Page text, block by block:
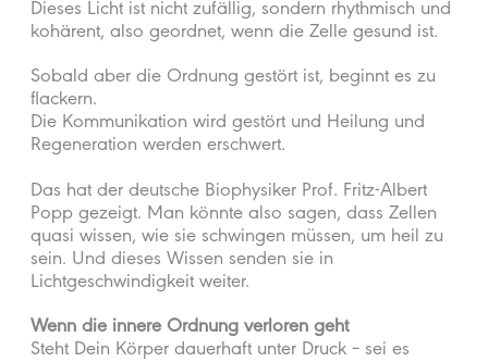
Dieses Licht ist nicht zufällig, sondern rhythmisch und
kohärent, also geordnet, wenn die Zelle gesund ist.
Sobald aber die Ordnung gestört ist, beginnt es zu
flackern.
Die Kommunikation wird gestört und Heilung und
Regeneration werden erschwert.
Das hat der deutsche Biophysiker Prof. Fritz-Albert
Popp gezeigt. Man könnte also sagen, dass Zellen
quasi wissen, wie sie schwingen müssen, um heil zu
sein. Und dieses Wissen senden sie in
Lichtgeschwindigkeit weiter.
Wenn die innere Ordnung verloren geht
Steht Dein Körper dauerhaft unter Druck – sei es